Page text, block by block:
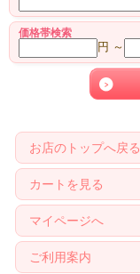
価格帯検索
円 ～
お店のトップへ戻る
カートを見る
マイページへ
ご利用案内